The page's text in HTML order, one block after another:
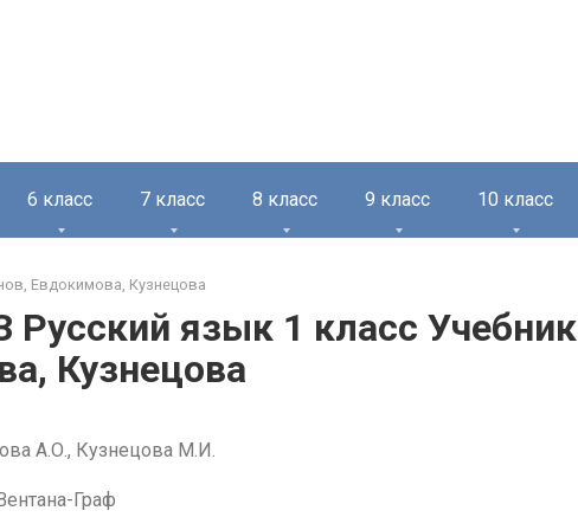
6 класс 7 класс 8 класс 9 класс 10 класс
Евдокимова, Кузнецова
Русский язык 1 класс Учебник
Кузнецова
А.О., Кузнецова М.И.
Граф